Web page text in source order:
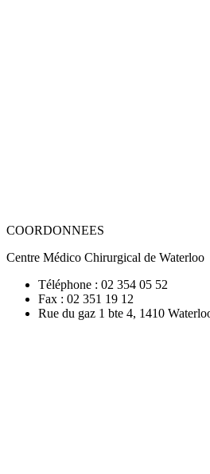
COORDONNEES
Centre Médico Chirurgical de Waterloo
Téléphone : 02 354 05 52
Fax : 02 351 19 12
Rue du gaz 1 bte 4, 1410